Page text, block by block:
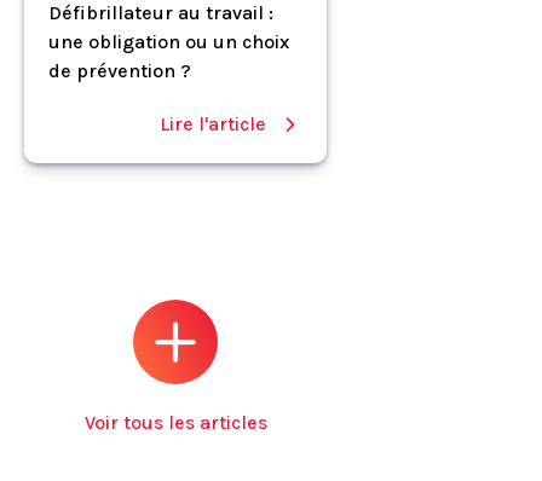
Défibrillateur au travail :
une obligation ou un choix
de prévention ?
Lire l'article
Voir tous les articles